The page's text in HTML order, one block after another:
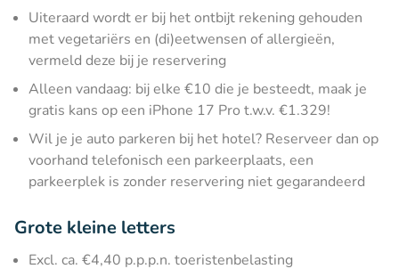
Uiteraard wordt er bij het ontbijt rekening gehouden
met vegetariërs en (di)eetwensen of allergieën,
vermeld deze bij je reservering
Alleen vandaag: bij elke €10 die je besteedt, maak je
gratis kans op een iPhone 17 Pro t.w.v. €1.329!
Wil je je auto parkeren bij het hotel? Reserveer dan op
voorhand telefonisch een parkeerplaats, een
parkeerplek is zonder reservering niet gegarandeerd
Grote kleine letters
Excl. ca. €4,40 p.p.p.n. toeristenbelasting